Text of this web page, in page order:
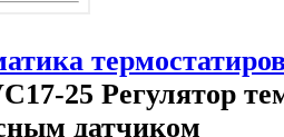
25 Регулятор
датчиком